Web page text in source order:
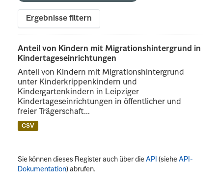
Ergebnisse filtern
Anteil von Kindern mit Migrationshintergrund in
Kindertageseinrichtungen
Anteil von Kindern mit Migrationshintergrund
unter Kinderkrippenkindern und
Kindergartenkindern in Leipziger
Kindertageseinrichtungen in öffentlicher und
freier Trägerschaft...
CSV
Sie können dieses Register auch über dieAPI (sieheAPI-
Dokumentation) abrufen.